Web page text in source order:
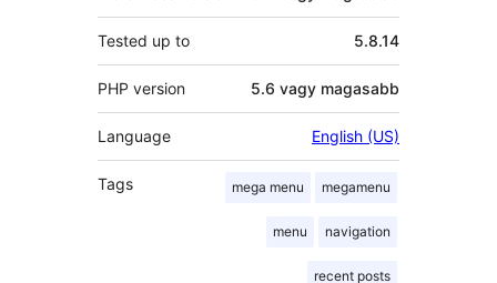
Tested up to 5.8.14
PHP version 5.6 vagy magasabb
Language English (US)
Tags mega menu megamenu
menu navigation
recent posts